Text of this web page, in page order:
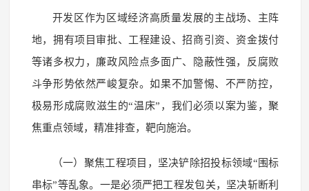
开发区作为区域经济高质量发展的主战场、主阵
地，拥有项目审批、工程建设、招商引资、资金拨付
等诸多权力，廉政风险点多面广、隐蔽性强，反腐败
斗争形势依然严峻复杂。如果不加警惕、不严防控，
极易形成腐败滋生的“温床”，我们必须以案为鉴，聚
焦重点领域，精准排查，靶向施治。
（一）聚焦工程项目，坚决铲除招投标领域“围标
串标”等乱象。一是必须严把工程发包关，坚决斩断利